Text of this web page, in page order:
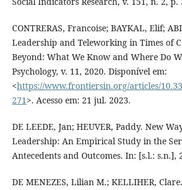
CONTRERAS, Francoise; BAYKAL, Elif;
Leadership and Teleworking in Times of
Beyond: What We Know and Where Do
Psychology, v. 11, 2020. Disponível em:
<https://www.frontiersin.org/articles/
271>. Acesso em: 21 jul. 2023.
DE LEEDE, Jan; HEUVER, Paddy. New
Leadership: An Empirical Study in the
Antecedents and Outcomes. In: [s.l.: s.n.],
DE MENEZES, Lilian M.; KELLIHER,